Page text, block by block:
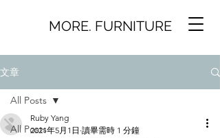
MORE. FURNITURE
文章
All Posts
All Posts
Ruby Yang
2021年5月1日 讀畢需時 1 分鐘